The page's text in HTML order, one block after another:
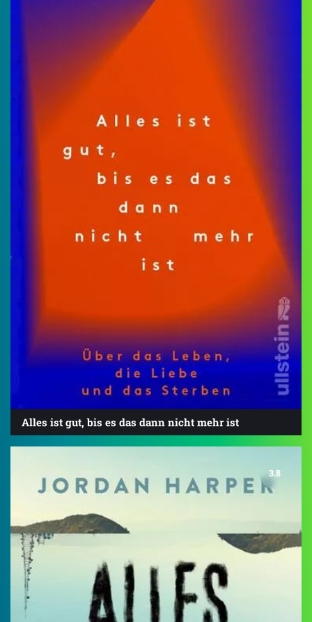
Alles ist gut, bis es das dann nicht mehr ist
3.8